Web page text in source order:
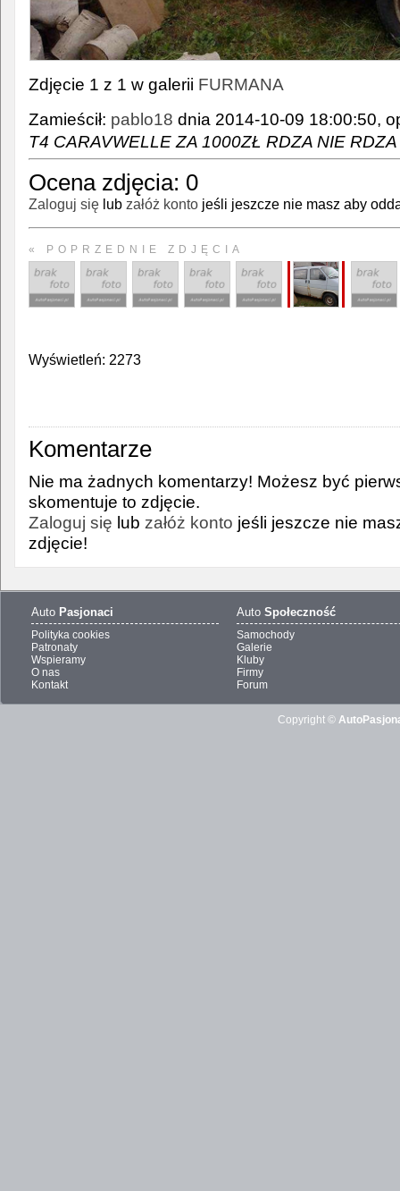
Zdjęcie 1 z 1 w galerii FURMANA
Zamieścił: pablo18 dnia 2014-10-09 18:00:50,
T4 CARAVWELLE ZA 1000ZŁ RDZA NIE
Ocena zdjęcia: 0
Zaloguj się lub załóż konto jeśli jeszcze nie masz aby
« POPRZEDNIE ZDJĘCIA
Wyświetleń: 2273
Komentarze
Nie ma żadnych komentarzy! Możesz być
skomentuje to zdjęcie.
Zaloguj się lub załóż konto jeśli jeszcze nie
zdjęcie!
Auto Pasjonaci
Polityka cookies
Patronaty
Wspieramy
O nas
Kontakt
Auto Społeczność
Samochody
Galerie
Kluby
Firmy
Forum
Copyright ©